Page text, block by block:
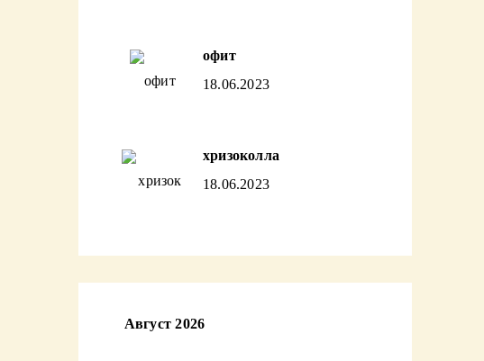
офит
18.06.2023
хризоколла
18.06.2023
Август 2026